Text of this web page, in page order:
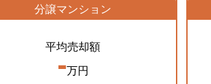
分譲マンション
平均売却額
-万円